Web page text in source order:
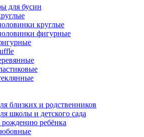
для бусин
круглые
фигурные
близких и родственников
школы и детского сада
рождению ребёнка